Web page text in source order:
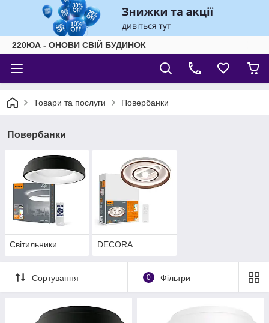
220ЮА - ОНОВИ СВІЙ БУДИНОК
Товари та послуги Повербанки
Повербанки
Світильники DECORA
Сортування 0 Фільтри